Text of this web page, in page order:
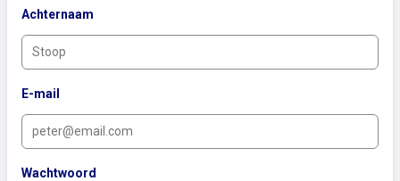
Achternaam
E-mail
Wachtwoord